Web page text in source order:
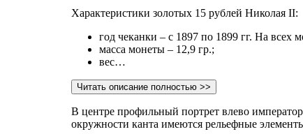
Характеристики золотых 15 рублей Николая II:
год чеканки – с 1897 по 1899 гг. На всех
масса монеты – 12,9 гр.;
вес…
Читать описание полностью >>
В центре профильный портрет влево
окружности канта имеются рельефные